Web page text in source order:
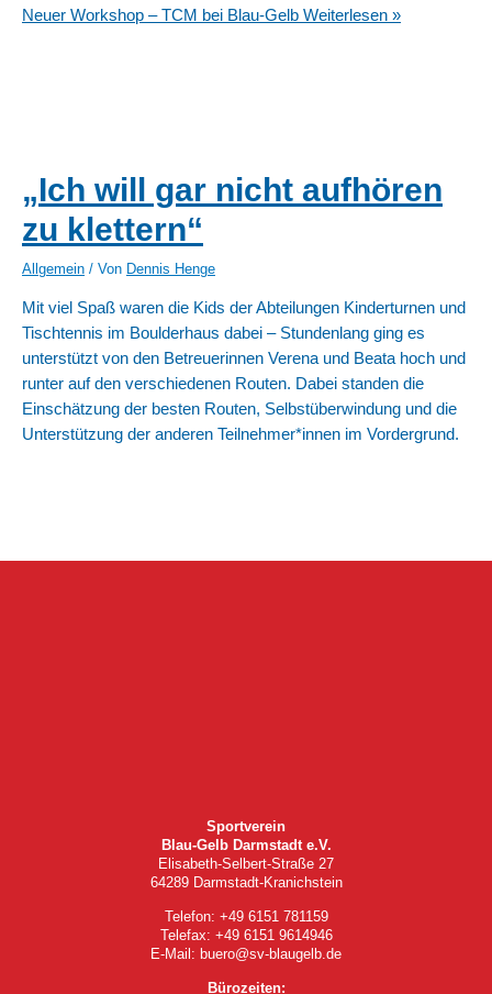
Neuer Workshop – TCM bei Blau-Gelb Weiterlesen »
„Ich will gar nicht aufhören
zu klettern“
Allgemein / Von Dennis Henge
Mit viel Spaß waren die Kids der Abteilungen Kinderturnen und
Tischtennis im Boulderhaus dabei – Stundenlang ging es
unterstützt von den Betreuerinnen Verena und Beata hoch und
runter auf den verschiedenen Routen. Dabei standen die
Einschätzung der besten Routen, Selbstüberwindung und die
Unterstützung der anderen Teilnehmer*innen im Vordergrund.
Sportverein
Blau-Gelb Darmstadt e.V.
Elisabeth-Selbert-Straße 27
64289 Darmstadt-Kranichstein
Telefon: +49 6151 781159
Telefax: +49 6151 9614946
E-Mail: buero@sv-blaugelb.de
Bürozeiten: